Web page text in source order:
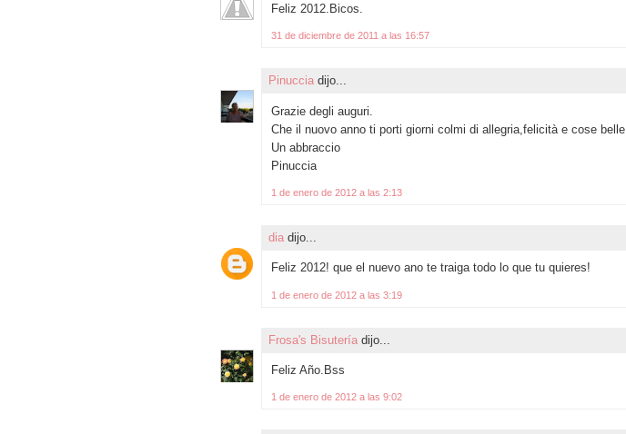
Feliz 2012.Bicos.
31 de diciembre de 2011 a las 16:57
Pinuccia dijo...
Grazie degli auguri.
Che il nuovo anno ti porti giorni colmi di allegria,felicità e cose belle.
Un abbraccio
Pinuccia
1 de enero de 2012 a las 2:13
dia dijo...
Feliz 2012! que el nuevo ano te traiga todo lo que tu quieres!
1 de enero de 2012 a las 3:19
Frosa's Bisutería dijo...
Feliz Año.Bss
1 de enero de 2012 a las 9:02